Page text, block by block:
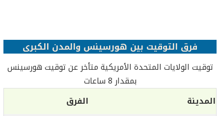
فرق التوقيت بين هورسينس والمدن الكبرى
توقيت الولايات المتحدة الأمريكية متأخر عن توقيت هورسينس
بمقدار 8 ساعات
المدينة
الفرق